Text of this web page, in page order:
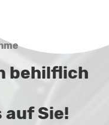
behilflich
auf Sie!